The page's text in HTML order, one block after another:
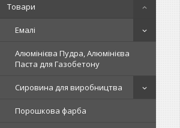
Товари
Емалі
Алюмінієва Пудра, Алюмінієва
Паста для Газобетону
Сировина для виробництва
Порошкова фарба